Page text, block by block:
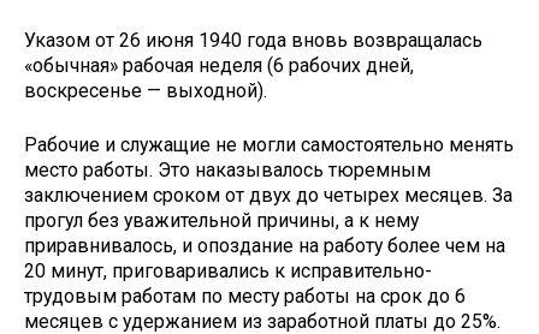
Указом от 26 июня 1940 года вновь возвращалась
«обычная» рабочая неделя (6 рабочих дней,
воскресенье — выходной).
Рабочие и служащие не могли самостоятельно менять
место работы. Это наказывалось тюремным
заключением сроком от двух до четырех месяцев. За
прогул без уважительной причины, а к нему
приравнивалось, и опоздание на работу более чем на
20 минут, приговаривались к исправительно-
трудовым работам по месту работы на срок до 6
месяцев с удержанием из заработной платы до 25%.